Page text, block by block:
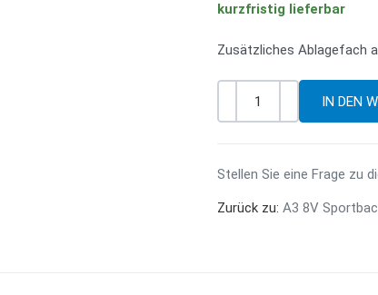
kurzfristig lieferbar
Zusätzliches Ablagefach
Stellen Sie eine Frage zu
Zurück zu: A3 8V